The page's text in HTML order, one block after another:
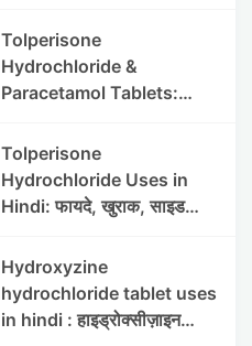
Tolperisone
Hydrochloride &
Paracetamol Tablets:
Side Effects
Tolperisone
Hydrochloride Uses in
Hindi: फायदे, खुराक, साइड
Hydroxyzine
hydrochloride tablet uses
in hindi : हाइड्रोक्सीज़ाइन